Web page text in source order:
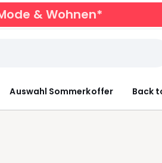
& Wohnen*
Auswahl Sommerkoffer Back